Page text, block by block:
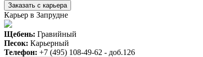
Заказать с карьера
Карьер в Запрудне
Щебень: Гравийный
Песок: Карьерный
Телефон: +7 (495) 108-49-62 - доб.126